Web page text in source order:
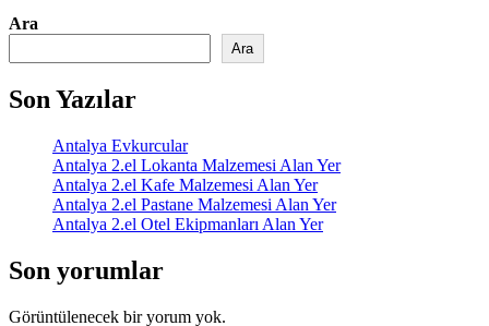
Ara
Ara
Son Yazılar
Antalya Evkurcular
Antalya 2.el Lokanta Malzemesi Alan Yer
Antalya 2.el Kafe Malzemesi Alan Yer
Antalya 2.el Pastane Malzemesi Alan Yer
Antalya 2.el Otel Ekipmanları Alan Yer
Son yorumlar
Görüntülenecek bir yorum yok.